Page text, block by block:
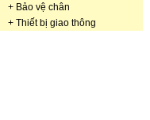
+ Bảo vệ chân
+ Thiết bị giao thông